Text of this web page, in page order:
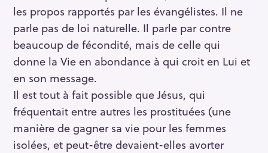
les propos rapportés par les évangélistes. Il ne
parle pas de loi naturelle. Il parle par contre
beaucoup de fécondité, mais de celle qui
donne la Vie en abondance à qui croit en Lui et
en son message.
Il est tout à fait possible que Jésus, qui
fréquentait entre autres les prostituées (une
manière de gagner sa vie pour les femmes
isolées, et peut-être devaient-elles avorter